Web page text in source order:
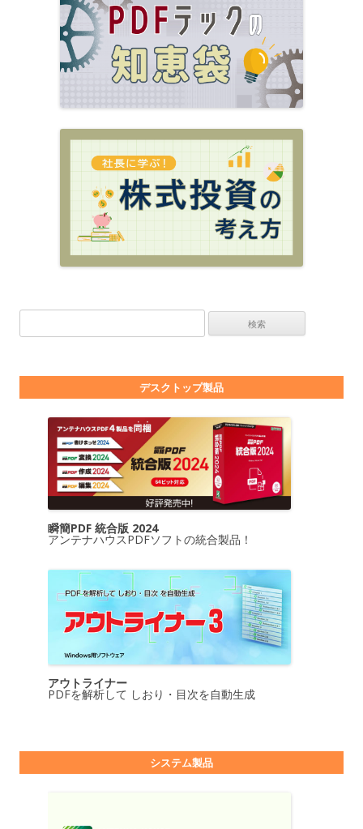
デスクトップ製品
瞬簡PDF 統合版 2024
アンテナハウスPDFソフトの統合製品！
アウトライナー
PDFを解析して しおり・目次を自動生成
システム製品